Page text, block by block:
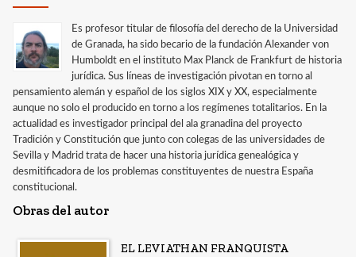
Es profesor titular de filosofía del derecho de la Universidad
de Granada, ha sido becario de la fundación Alexander von
Humboldt en el instituto Max Planck de Frankfurt de historia
jurídica. Sus líneas de investigación pivotan en torno al
pensamiento alemán y español de los siglos XIX y XX, especialmente
aunque no solo el producido en torno a los regímenes totalitarios. En la
actualidad es investigador principal del ala granadina del proyecto
Tradición y Constitución que junto con colegas de las universidades de
Sevilla y Madrid trata de hacer una historia jurídica genealógica y
desmitificadora de los problemas constituyentes de nuestra España
constitucional.
Obras del autor
EL LEVIATHAN FRANQUISTA